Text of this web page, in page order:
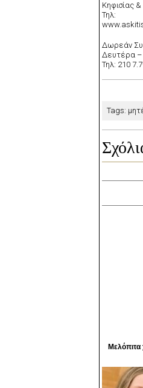
Κηφισίας
Τηλ:
Δωρεάν
Δευτέρα –
Τηλ: 210
Tags: